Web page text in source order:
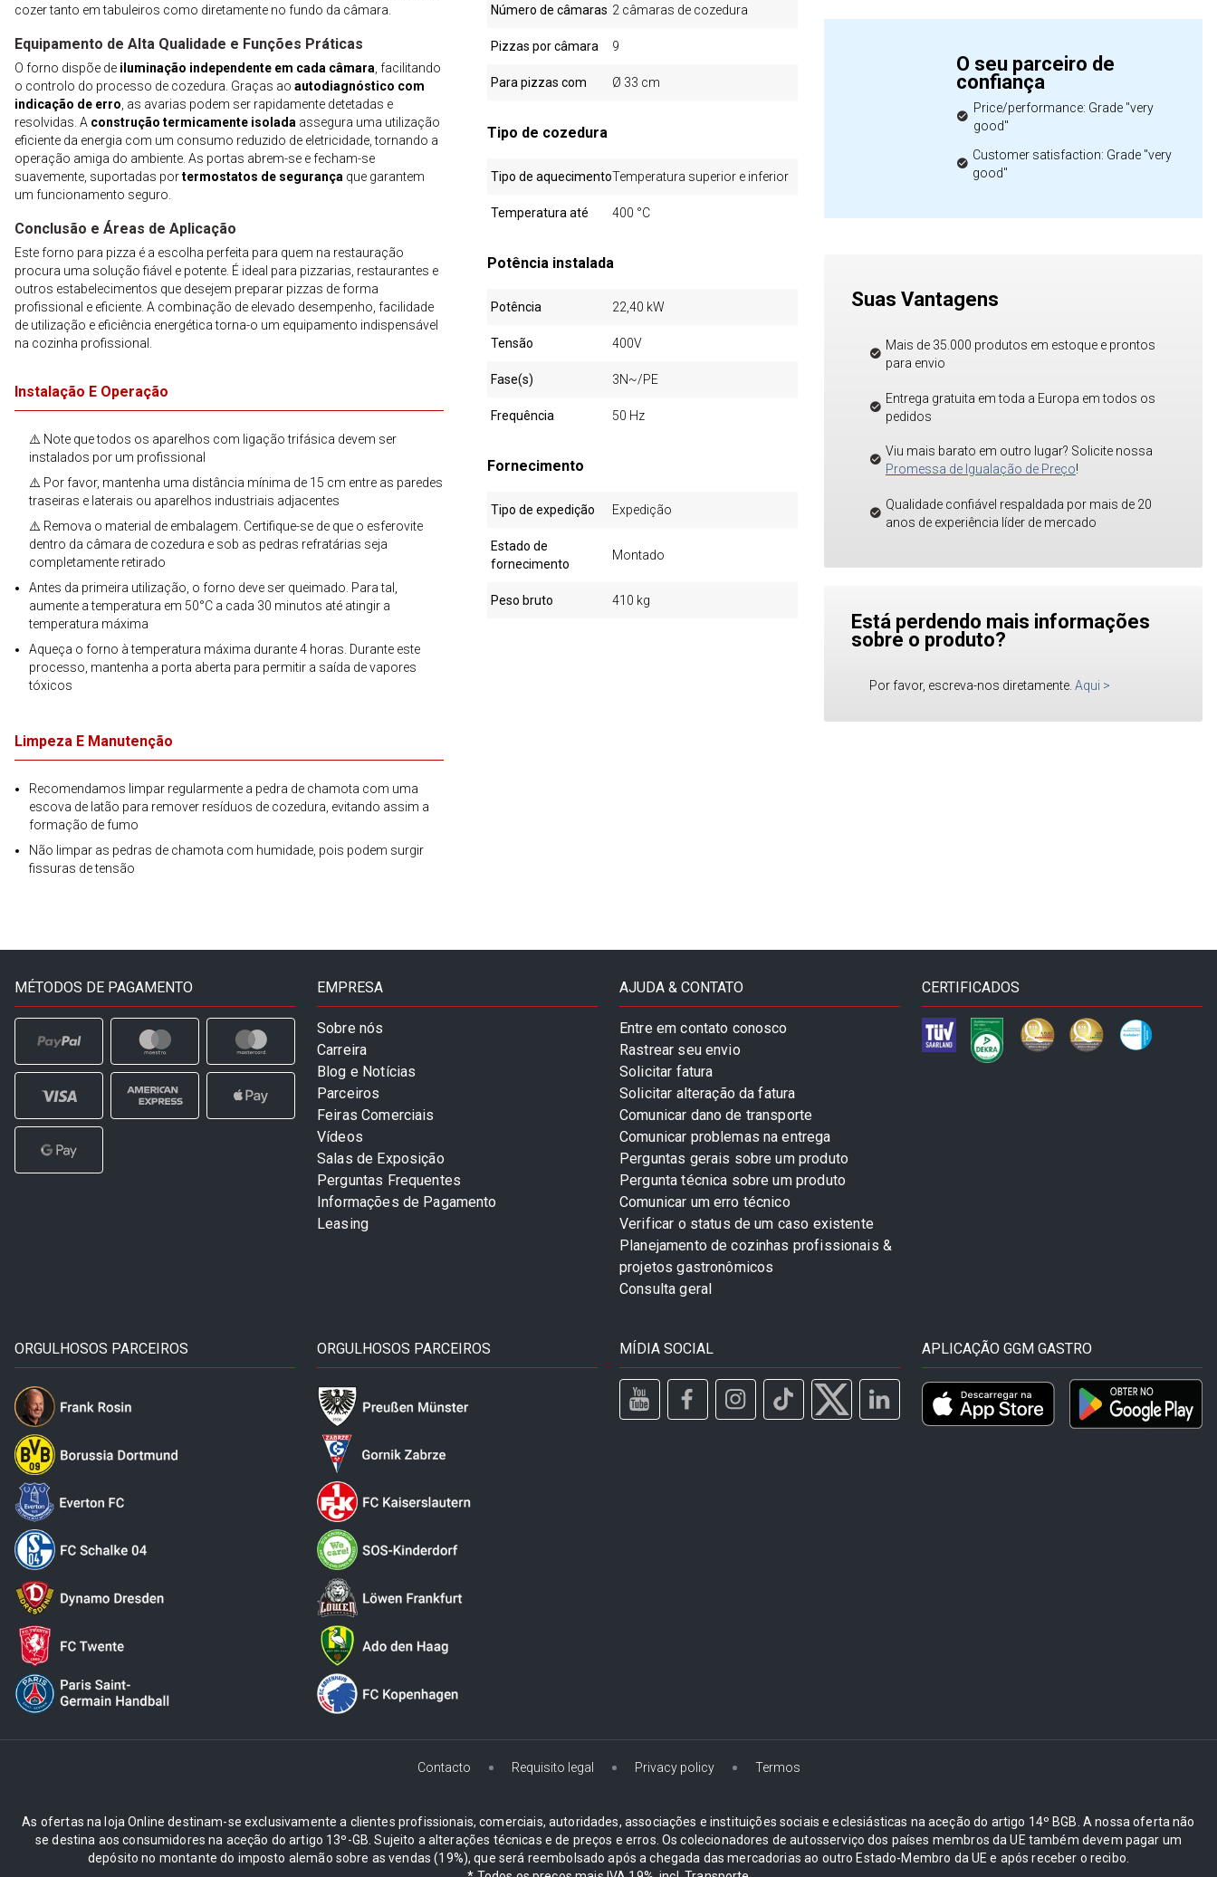
cozer tanto em tabuleiros como diretamente no fundo da câmara.
Equipamento de Alta Qualidade e Funções Práticas
O forno dispõe de iluminação independente em cada câmara , facilitando
o controlo do processo de cozedura. Graças ao autodiagnóstico com
indicação de erro , as avarias podem ser rapidamente detetadas e
resolvidas. A construção termicamente isolada assegura uma utilização
eficiente da energia com um consumo reduzido de eletricidade, tornando a
operação amiga do ambiente. As portas abrem-se e fecham-se
suavemente, suportadas portermostatos de segurança que garantem
um funcionamento seguro.
Conclusão e Áreas de Aplicação
Este forno para pizza é a escolha perfeita para quem na restauração
procura uma solução fiável e potente. É ideal para pizzarias, restaurantes e
outros estabelecimentos que desejem preparar pizzas de forma
profissional e eficiente. A combinação de elevado desempenho, facilidade
de utilização e eficiência energética torna-o um equipamento indispensável
na cozinha profissional.
Instalação E Operação
⚠️ Note que todos os aparelhos com ligação trifásica devem ser
instalados por um profissional
⚠️ Por favor, mantenha uma distância mínima de 15 cm entre as paredes
traseiras e laterais ou aparelhos industriais adjacentes
⚠️ Remova o material de embalagem. Certifique-se de que o esferovite
dentro da câmara de cozedura e sob as pedras refratárias seja
completamente retirado
Antes da primeira utilização, o forno deve ser queimado. Para tal,
aumente a temperatura em 50°C a cada 30 minutos até atingir a
temperatura máxima
Aqueça o forno à temperatura máxima durante 4 horas. Durante este
processo, mantenha a porta aberta para permitir a saída de vapores
tóxicos
Limpeza E Manutenção
Recomendamos limpar regularmente a pedra de chamota com uma
escova de latão para remover resíduos de cozedura, evitando assim a
formação de fumo
Não limpar as pedras de chamota com humidade, pois podem surgir
fissuras de tensão
Número de câmaras 2 câmaras de cozedura
Pizzas por câmara 9
Para pizzas com Ø 33 cm
Tipo de cozedura
Tipo de aquecimentoTemperatura superior e inferior
Temperatura até 400 °C
Potência instalada
Potência 22,40 kW
Tensão 400V
Fase(s) 3N~/PE
Frequência 50 Hz
Fornecimento
Tipo de expedição Expedição
Estado de
fornecimento
Montado
Peso bruto 410 kg
O seu parceiro de
confiança
Price/performance: Grade "very
good"
Customer satisfaction: Grade "very
good"
Suas Vantagens
Mais de 35.000 produtos em estoque e prontos
para envio
Entrega gratuita em toda a Europa em todos os
pedidos
Viu mais barato em outro lugar? Solicite nossa
Promessa de Igualação de Preço!
Qualidade confiável respaldada por mais de 20
anos de experiência líder de mercado
Está perdendo mais informações
sobre o produto?
Por favor, escreva-nos diretamente. Aqui >
MÉTODOS DE PAGAMENTO EMPRESA
Sobre nós
Carreira
Blog e Notícias
Parceiros
Feiras Comerciais
Vídeos
Salas de Exposição
Perguntas Frequentes
Informações de Pagamento
Leasing
AJUDA & CONTATO
Entre em contato conosco
Rastrear seu envio
Solicitar fatura
Solicitar alteração da fatura
Comunicar dano de transporte
Comunicar problemas na entrega
Perguntas gerais sobre um produto
Pergunta técnica sobre um produto
Comunicar um erro técnico
Verificar o status de um caso existente
Planejamento de cozinhas profissionais &
projetos gastronômicos
Consulta geral
CERTIFICADOS
ORGULHOSOS PARCEIROS ORGULHOSOS PARCEIROS MÍDIA SOCIAL APLICAÇÃO GGM GASTRO
Contacto Requisito legal Privacy policy Termos
As ofertas na loja Online destinam-se exclusivamente a clientes profissionais, comerciais, autoridades, associações e instituições sociais e eclesiásticas na aceção do artigo 14º BGB. A nossa oferta não
se destina aos consumidores na aceção do artigo 13º-GB. Sujeito a alterações técnicas e de preços e erros. Os colecionadores de autosserviço dos países membros da UE também devem pagar um
depósito no montante do imposto alemão sobre as vendas (19%), que será reembolsado após a chegada das mercadorias ao outro Estado-Membro da UE e após receber o recibo.